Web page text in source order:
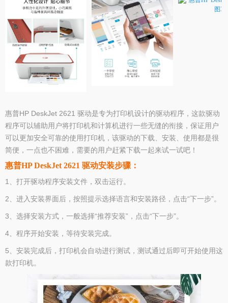
惠普HP DeskJet 2621 驱动是专为打印机设计的驱动程序，这款驱动
程序可以辅助用户将打印机和计算机进行一些无缝的衔接，保证用户
可以更加安全可靠的使用打印机，该驱动的下载、安装、使用都是很
简便，一点也不困难，需要的用户赶紧下载一起来试一试吧！
惠普HP DeskJet 2621 驱动安装步骤：
1、打开驱动程序安装文件，双击运行。
2、进入安装界面后，按照提示选择语言和安装路径，点击“下一步”。
3、选择安装方式，一般选择“推荐安装”，点击“下一步”。
4、程序开始安装，等待安装完成。
5、安装完成后，打印机会自动进行测试，测试通过后即可开始使用这
款打印机。